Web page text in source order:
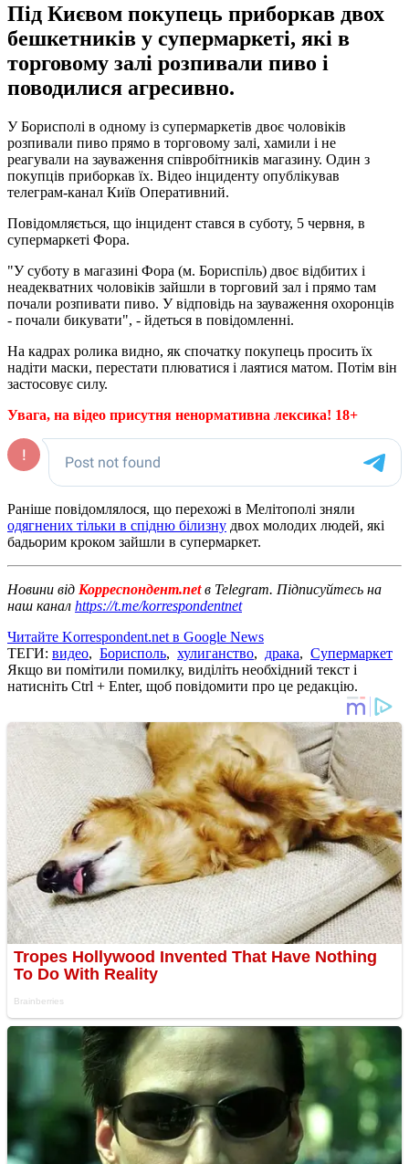
Під Києвом покупець приборкав двох
бешкетників у супермаркеті, які в
торговому залі розпивали пиво і
поводилися агресивно.
У Борисполі в одному із супермаркетів двоє чоловіків
розпивали пиво прямо в торговому залі, хамили і не
реагували на зауваження співробітників магазину. Один з
покупців приборкав їх. Відео інциденту опублікував
телеграм-канал Київ Оперативний.
Повідомляється, що інцидент стався в суботу, 5 червня, в
супермаркеті Фора.
"У суботу в магазині Фора (м. Бориспіль) двоє відбитих і
неадекватних чоловіків зайшли в торговий зал і прямо там
почали розпивати пиво. У відповідь на зауваження охоронців
- почали бикувати", - йдеться в повідомленні.
На кадрах ролика видно, як спочатку покупець просить їх
надіти маски, перестати плюватися і лаятися матом. Потім він
застосовує силу.
Увага, на відео присутня ненормативна лексика! 18+
Раніше повідомлялося, що перехожі в Мелітополі зняли
одягнених тільки в спідню білизну двох молодих людей, які
бадьорим кроком зайшли в супермаркет.
Новини від Корреспондент.netв Telegram. Підписуйтесь на
наш канал https://t.me/korrespondentnet
Читайте Korrespondent.net в Google News
ТЕГИ: видео, Борисполь, хулиганство, драка, Супермаркет
Якщо ви помітили помилку, виділіть необхідний текст і
натисніть Ctrl + Enter, щоб повідомити про це редакцію.